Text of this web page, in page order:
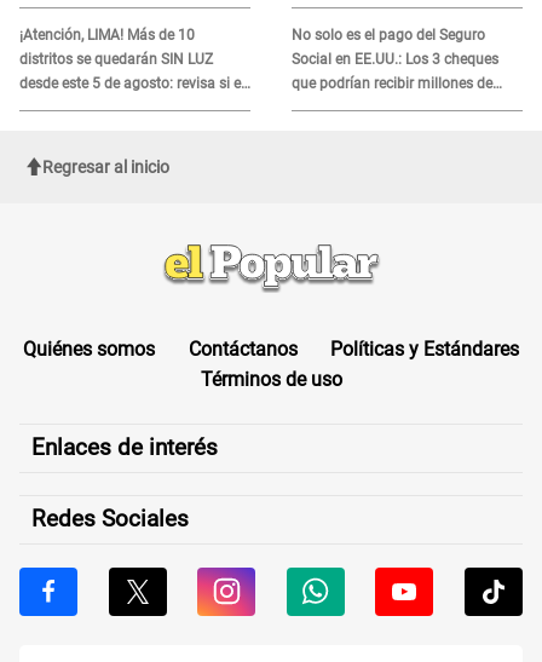
¡Atención, LIMA! Más de 10
distritos se quedarán SIN LUZ
desde este 5 de agosto: revisa si el
tuyo está en la lista
Trump quiere ELIMINARLO
No solo es el pago del Seguro
Social en EE.UU.: Los 3 cheques
que podrían recibir millones de
personas en agosto
Regresar al inicio
Quiénes somos Contáctanos
Políticas y Estándares
Términos de uso
Enlaces de interés
Redes Sociales